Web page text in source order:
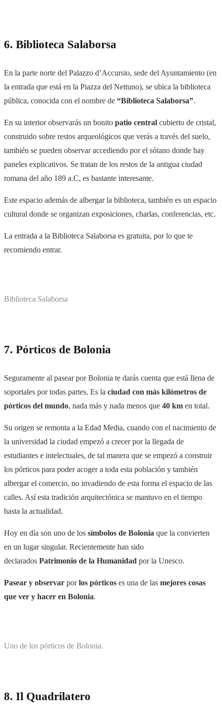
6. Biblioteca Salaborsa
En la parte norte del Palazzo d’Accursio, sede del Ayuntamiento (en
la entrada que está en la Piazza del Nettuno), se ubica la biblioteca
pública, conocida con el nombre de “Biblioteca Salaborsa”.
En su interior observarás un bonito patio central cubierto de cristal,
construido sobre restos arqueológicos que verás a través del suelo,
también se pueden observar accediendo por el sótano donde hay
paneles explicativos. Se tratan de los restos de la antigua ciudad
romana del año 189 a.C, es bastante interesante.
Este espacio además de albergar la biblioteca, también es un espacio
cultural donde se organizan exposiciones, charlas, conferencias, etc.
La entrada a la Biblioteca Salaborsa es gratuita, por lo que te
recomiendo entrar.
Biblioteca Salaborsa
7. Pórticos de Bolonia
Seguramente al pasear por Bolonia te darás cuenta que está llena de
soportales por todas partes. Es la ciudad con más kilómetros de
pórticos del mundo, nada más y nada menos que 40 km en total.
Su origen se remonta a la Edad Media, cuando con el nacimiento de
la universidad la ciudad empezó a crecer por la llegada de
estudiantes e intelectuales, de tal manera que se empezó a construir
los pórticos para poder acoger a toda esta población y también
albergar el comercio, no invadiendo de esta forma el espacio de las
calles. Así esta tradición arquitectónica se mantuvo en el tiempo
hasta la actualidad.
Hoy en día son uno de los símbolos de Bolonia que la convierten
en un lugar singular. Recientemente han sido
declarados Patrimonio de la Humanidad por la Unesco.
Pasear y observar porlos pórticos es una de las mejores cosas
que ver y hacer en Bolonia.
Uno de los pórticos de Bolonia.
8. Il Quadrilatero